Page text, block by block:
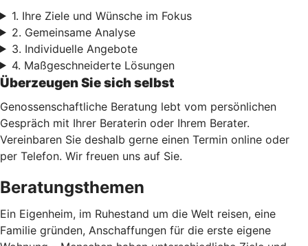
1. Ihre Ziele und Wünsche im Fokus
2. Gemeinsame Analyse
3. Individuelle Angebote
4. Maßgeschneiderte Lösungen
Überzeugen Sie sich selbst
Genossenschaftliche Beratung lebt vom persönlichen
Gespräch mit Ihrer Beraterin oder Ihrem Berater.
Vereinbaren Sie deshalb gerne einen Termin online oder
per Telefon. Wir freuen uns auf Sie.
Beratungsthemen
Ein Eigenheim, im Ruhestand um die Welt reisen, eine
Familie gründen, Anschaffungen für die erste eigene